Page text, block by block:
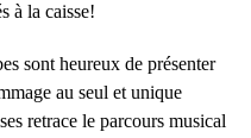
à la caisse!
sont heureux de présenter
au seul et unique
retrace le parcours musical